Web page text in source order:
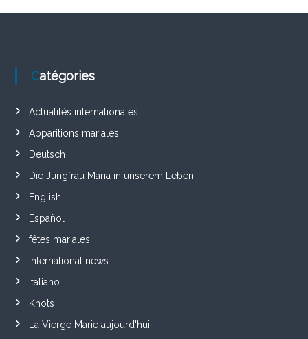
Catégories
Actualités internationales
Apparitions mariales
Deutsch
Die Jungfrau Maria in unserem Leben
English
Español
fêtes mariales
International news
Italiano
Knots
La Vierge Marie aujourd'hui